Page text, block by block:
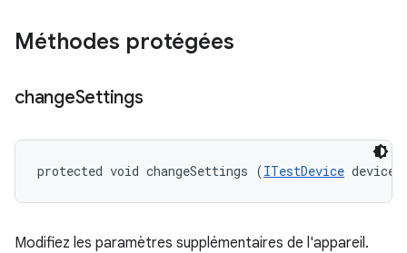
Méthodes protégées
changeSettings
protected void changeSettings (ITestDevice device)
Modifiez les paramètres supplémentaires de l'appareil.